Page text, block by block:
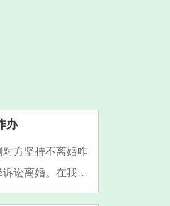
办
方坚持不离婚咋
讼离婚。在我
财产分割协商一